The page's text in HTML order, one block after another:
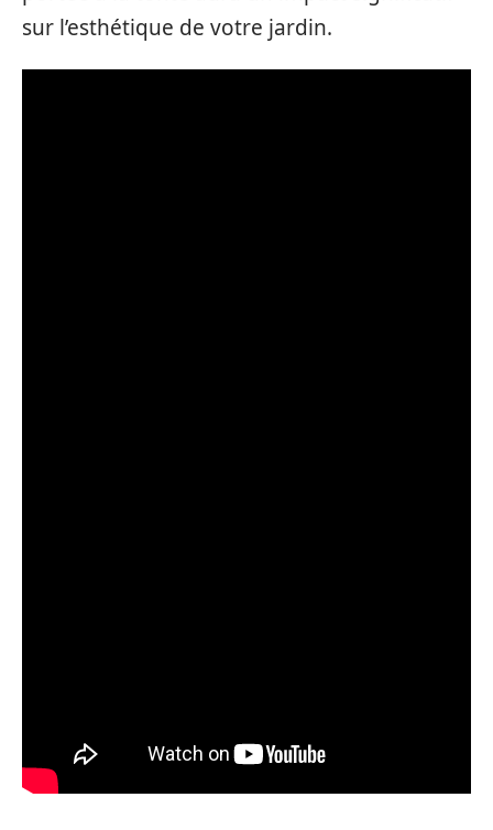
sur l’esthétique de votre jardin.